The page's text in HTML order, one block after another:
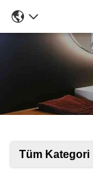
Tüm Kategori